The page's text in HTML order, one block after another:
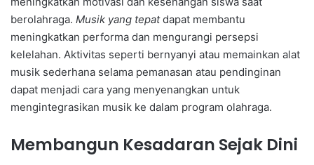
berolahraga. Musik yang tepatdapat membantu
meningkatkan performa dan mengurangi persepsi
kelelahan. Aktivitas seperti bernyanyi atau memainkan alat
musik sederhana selama pemanasan atau pendinginan
dapat menjadi cara yang menyenangkan untuk
mengintegrasikan musik ke dalam program olahraga.
Membangun Kesadaran Sejak Dini